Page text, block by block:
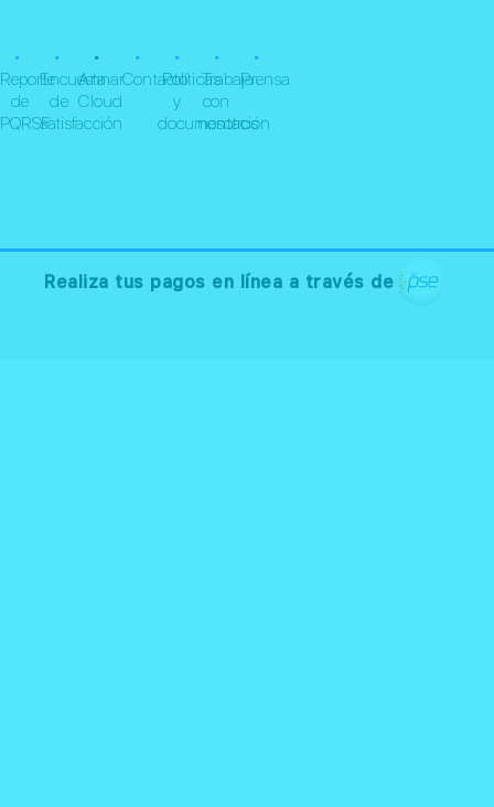
•
Reporte
de
PQRSF
•
Encuesta
de
satisfacción
•
Annar
Cloud
•
Contacto
•
Políticas
y
documentación
•
Trabaja
con
nosotros
•
Prensa
Realiza tus pagos en línea a través de